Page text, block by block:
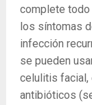
complete
los síntomas
infección
se pueden
celulitis facial,
antibióticos